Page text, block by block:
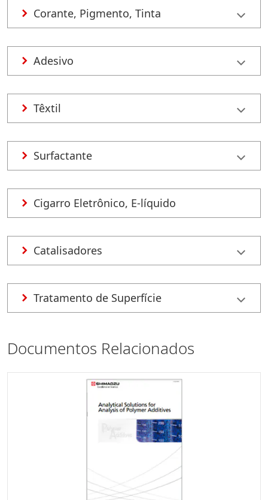
Corante, Pigmento, Tinta
Adesivo
Têxtil
Surfactante
Cigarro Eletrônico, E-líquido
Catalisadores
Tratamento de Superfície
Documentos Relacionados